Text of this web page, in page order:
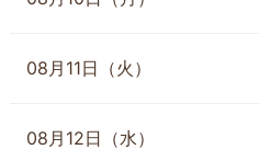
08月11日（火）
08月12日（水）